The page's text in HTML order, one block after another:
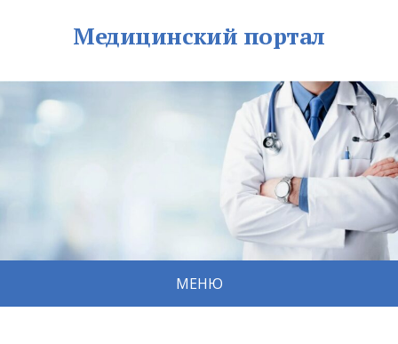
Медицинский портал
МЕНЮ